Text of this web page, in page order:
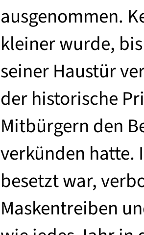
ausgenommen.
kleiner wurde,
seiner Haustür
der historische
Mitbürgern den
verkünden hatte.
besetzt war,
Maskentreiben